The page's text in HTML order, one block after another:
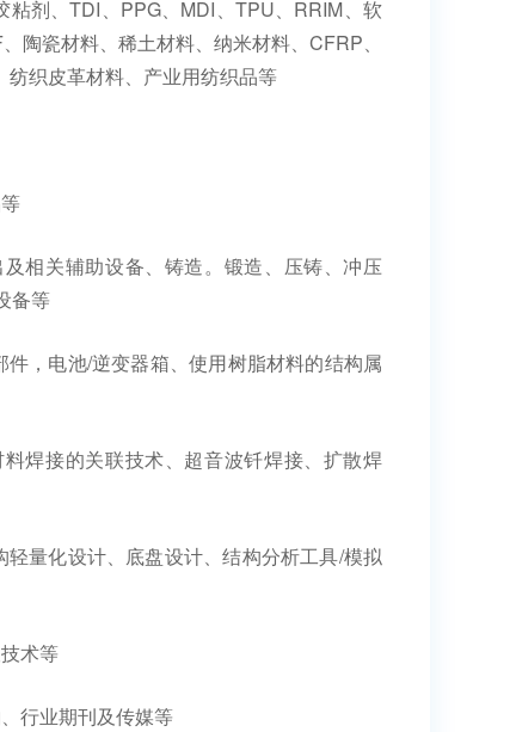
剂、TDI、PPG、MDI、TPU、RRIM、软
瓷材料、稀土材料、纳米材料、CFRP、
织皮革材料、产业用纺织品等
相关辅助设备、铸造。锻造、压铸、冲压
备等
，电池/逆变器箱、使用树脂材料的结构属
焊接的关联技术、超音波钎焊接、扩散焊
量化设计、底盘设计、结构分析工具/模拟
术等
行业期刊及传媒等